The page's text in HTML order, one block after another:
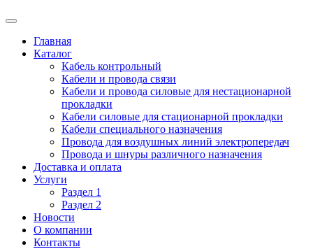
Главная
Каталог
Кабель контрольный
Кабели и провода связи
Кабели и провода силовые для нестационарной
прокладки
Кабели силовые для стационарной прокладки
Кабели специального назначения
Провода для воздушных линий электропередач
Провода и шнуры различного назначения
Доставка и оплата
Услуги
Раздел 1
Раздел 2
Новости
О компании
Контакты